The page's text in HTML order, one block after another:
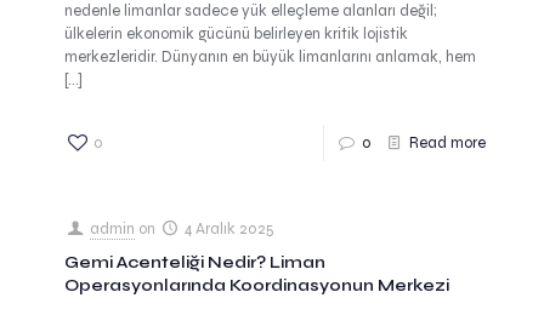
nedenle limanlar sadece yük elleçleme alanları değil;
ülkelerin ekonomik gücünü belirleyen kritik lojistik
merkezleridir. Dünyanın en büyük limanlarını anlamak, hem
[…]
0 0 Read more
admin on 4 Aralık 2025
Gemi Acenteliği Nedir? Liman
Operasyonlarında Koordinasyonun Merkezi